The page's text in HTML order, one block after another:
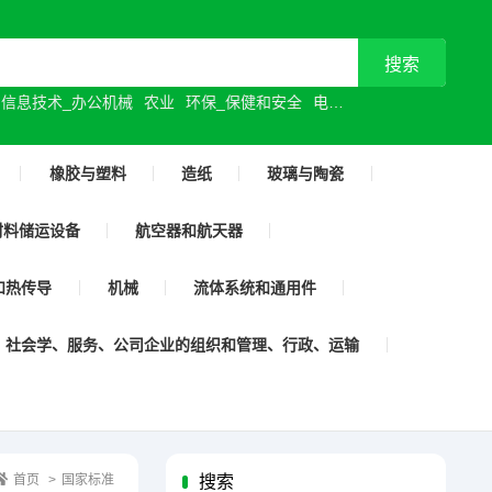
信息技术_办公机械 农业 环保_保健和安全 电气工程
橡胶与塑料 造纸 玻璃与陶瓷
料储运设备 航空器和航天器
热传导 机械 流体系统和通用件
社会学、服务、公司企业的组织和管理、行政、运输
搜索
首页 > 国家标准